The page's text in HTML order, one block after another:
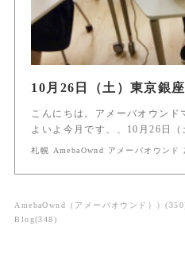
こんにちは。アメーバオウン
よいよ今月です、、10月26日
札幌 AmebaOwnd アメーバオウンド
AmebaOwnd（アメーバオウンド））(350
Blog(348)